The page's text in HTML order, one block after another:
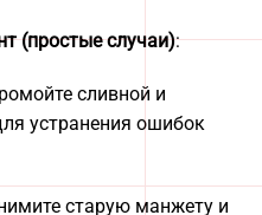
(простые случаи):
сливной и
устранения ошибок
старую манжету и